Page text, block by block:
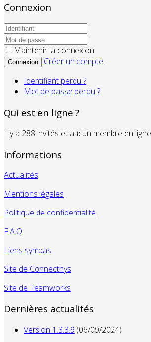
Connexion
Maintenir la connexion
Connexion
Créer un compte
Identifiant perdu ?
Mot de passe perdu ?
Qui est en ligne ?
Il y a 288 invités et aucun membre en ligne
Informations
Actualités
Mentions légales
Politique de confidentialité
F.A.Q.
Liens sympas
Site de Connecthys
Site de Teamworks
Dernières actualités
Version 1.3.3.9 (06/09/2024)